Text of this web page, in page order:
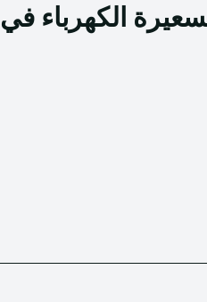
الكهرباء